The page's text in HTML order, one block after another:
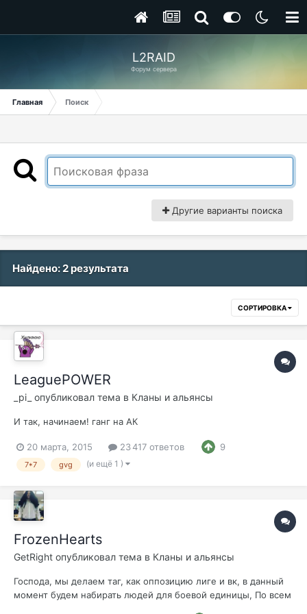
L2RAID
Форум сервера
Главная Поиск
Другие варианты поиска
Найдено: 2 результата
СОРТИРОВКА
LeaguePOWER
_pi_ опубликовал тема в Кланы и альянсы
И так, начинаем! ганг на АК
20 марта, 2015 23 417 ответов 9
7*7 gvg (и ещё 1 )
FrozenHearts
GetRight опубликовал тема в Кланы и альянсы
Господа, мы делаем таг, как оппозицию лиге и вк, в данный
момент будем набирать людей для боевой единицы, По всем